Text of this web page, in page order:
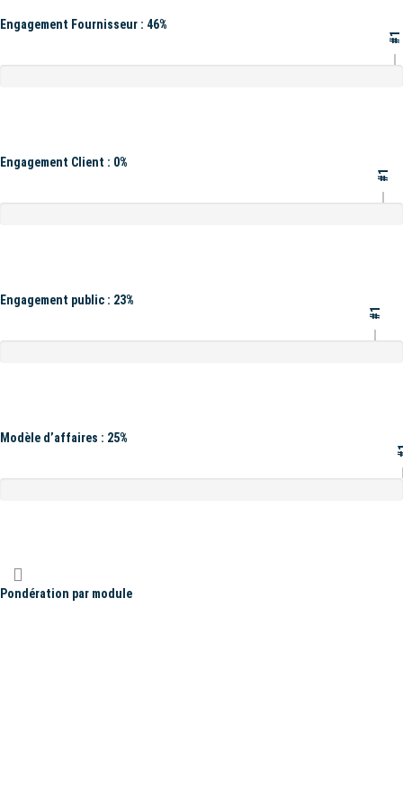
Engagement Fournisseur : 46%
#1
Engagement Client : 0%
#1
Engagement public : 23%
#1
Modèle d’affaires : 25%
Pondération par module